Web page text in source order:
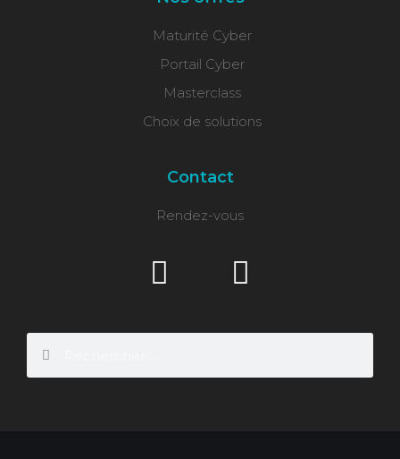
Maturité Cyber
Portail Cyber
Masterclass
Choix de solutions
Contact
Rendez-vous